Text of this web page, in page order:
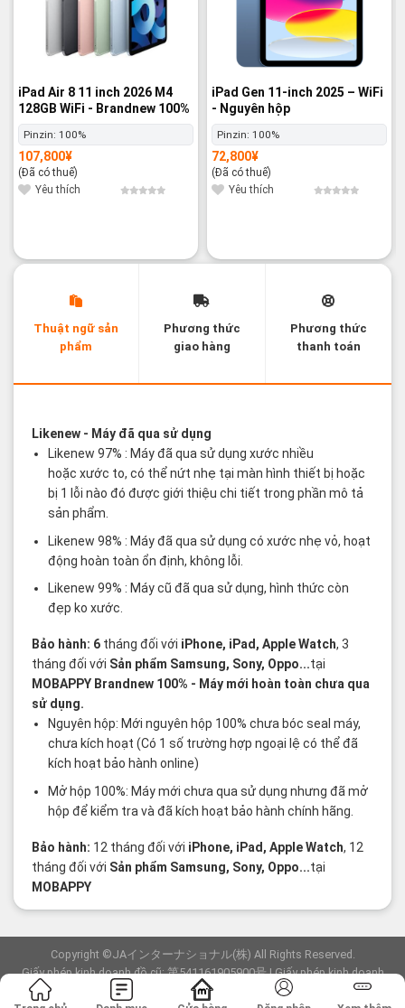
iPad Air 8 11 inch 2026 M4
128GB WiFi - Brandnew 100%
Pinzin: 100%
107,800¥
(Đã có thuế)
Yêu thích
iPad Gen 11-inch 2025 – WiFi
- Nguyên hộp
Pinzin: 100%
72,800¥
(Đã có thuế)
Yêu thích
Thuật ngữ sản
phẩm
Phương thức
giao hàng
Phương thức
thanh toán
Likenew- Máy đã qua sử dụng
Likenew 97% : Máy đã qua sử dụng xước nhiều
hoặc xước to, có thể nứt nhẹ tại màn hình thiết bị hoặc
bị 1 lỗi nào đó được giới thiệu chi tiết trong phần mô tả
sản phẩm.
Likenew 98% : Máy đã qua sử dụng có xước nhẹ vỏ, hoạt
động hoàn toàn ổn định, không lỗi.
Likenew 99% : Máy cũ đã qua sử dụng, hình thức còn
đẹp ko xước.
Bảo hành: 6 tháng đối với iPhone, iPad, Apple Watch, 3
tháng đối với Sản phẩm Samsung, Sony, Oppo...tại
MOBAPPY Brandnew 100% - Máy mới hoàn toàn chưa qua
sử dụng.
Nguyên hộp: Mới nguyên hộp 100% chưa bóc seal máy,
chưa kích hoạt (Có 1 số trường hợp ngoại lệ có thể đã
kích hoạt bảo hành online)
Mở hộp 100%: Máy mới chưa qua sử dụng nhưng đã mở
hộp để kiểm tra và đã kích hoạt bảo hành chính hãng.
Bảo hành: 12 tháng đối với iPhone, iPad, Apple Watch, 12
tháng đối với Sản phẩm Samsung, Sony, Oppo...tại
MOBAPPY
Copyright ©JAインターナショナル(株) All Rights Reserved.
Giấy phép kinh doanh đồ cũ: 第541161905900号 | Giấy phép kinh doanh
viễn thông: F-23-03154